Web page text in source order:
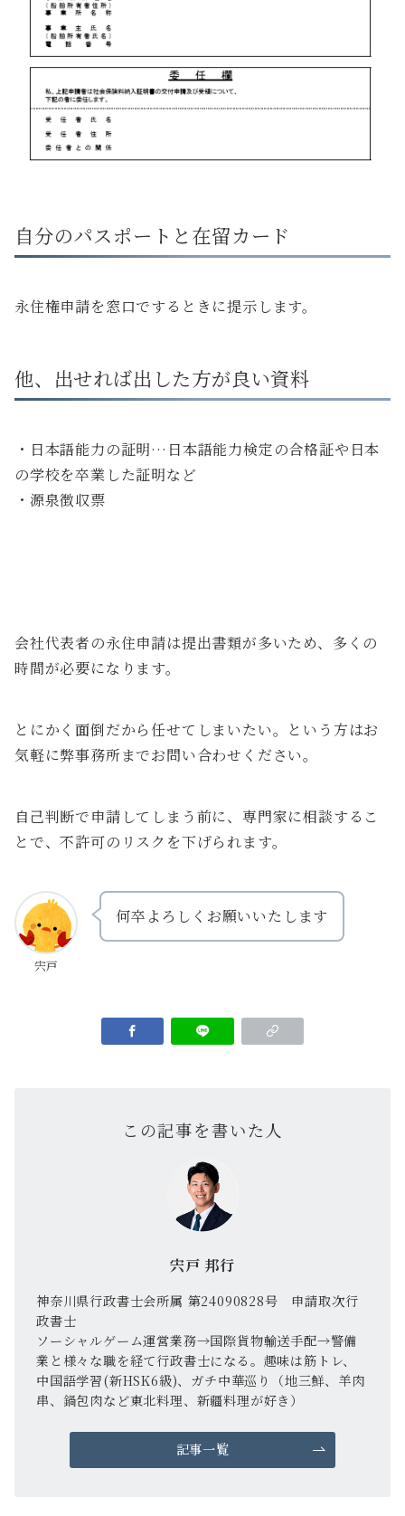
自分のパスポートと在留カード
永住権申請を窓口でするときに提示します。
他、出せれば出した方が良い資料
・日本語能力の証明…日本語能力検定の合格証や日本
の学校を卒業した証明など
・源泉徴収票
会社代表者の永住申請は提出書類が多いため、多くの
時間が必要になります。
とにかく面倒だから任せてしまいたい。という方はお
気軽に弊事務所までお問い合わせください。
自己判断で申請してしまう前に、専門家に相談するこ
とで、不許可のリスクを下げられます。
宍戸
何卒よろしくお願いいたします
この記事を書いた人
宍戸 邦行
神奈川県行政書士会所属 第24090828号 申請取次行
政書士
ソーシャルゲーム運営業務→国際貨物輸送手配→警備
業と様々な職を経て行政書士になる。趣味は筋トレ、
中国語学習(新HSK6級)、ガチ中華巡り（地三鮮、羊肉
串、鍋包肉など東北料理、新疆料理が好き）
記事一覧